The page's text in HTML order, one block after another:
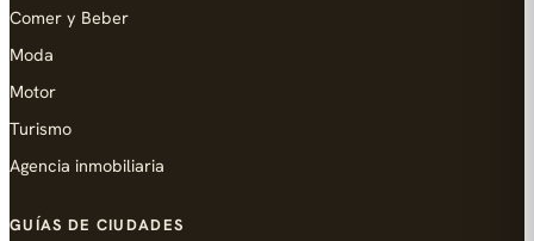
Comer y Beber
Moda
Motor
Turismo
Agencia inmobiliaria
GUÍAS DE CIUDADES